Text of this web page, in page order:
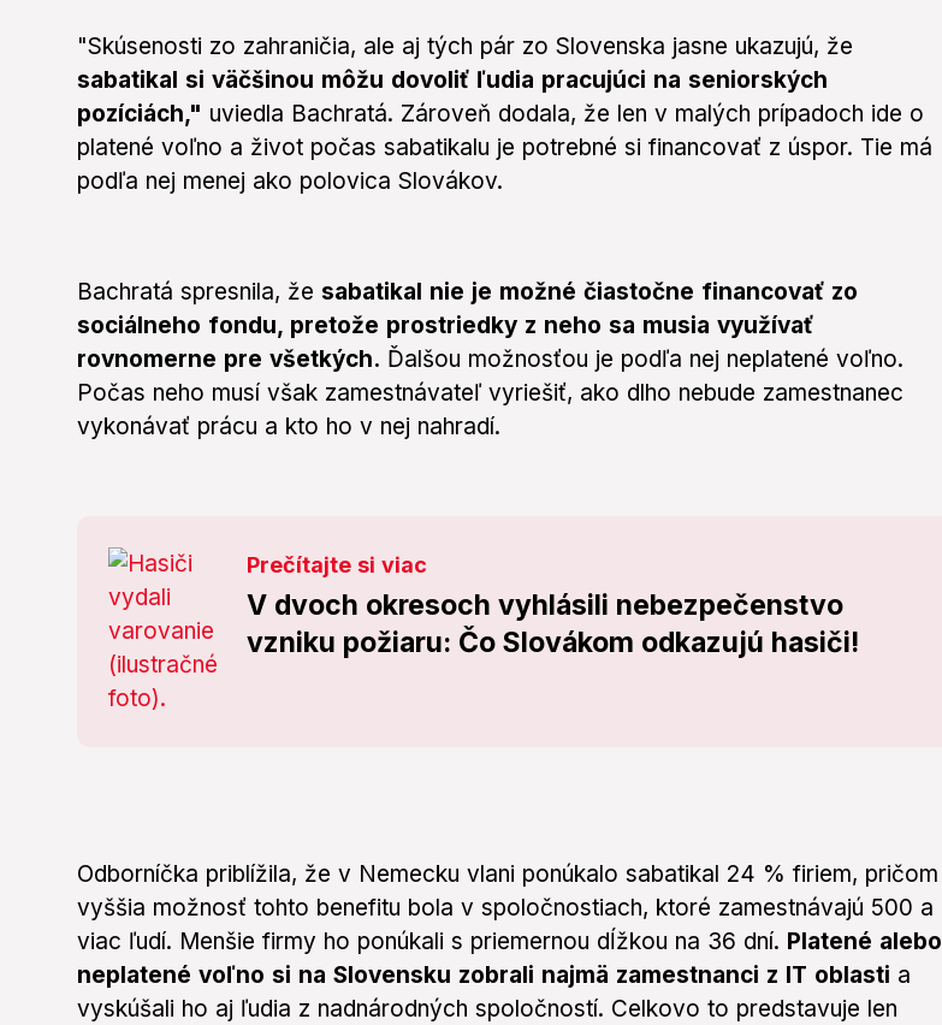
"Skúsenosti zo zahraničia, ale aj tých pár zo Slovenska jasne ukazujú, že
sabatikal si väčšinou môžu dovoliť ľudia pracujúci na seniorských
pozíciách," uviedla Bachratá. Zároveň dodala, že len v malých prípadoch ide o
platené voľno a život počas sabatikalu je potrebné si financovať z úspor. Tie má
podľa nej menej ako polovica Slovákov.
Bachratá spresnila, že sabatikal nie je možné čiastočne financovať zo
sociálneho fondu, pretože prostriedky z neho sa musia využívať
rovnomerne pre všetkých. Ďalšou možnosťou je podľa nej neplatené voľno.
Počas neho musí však zamestnávateľ vyriešiť, ako dlho nebude zamestnanec
vykonávať prácu a kto ho v nej nahradí.
Prečítajte si viac
V dvoch okresoch vyhlásili nebezpečenstvo
vzniku požiaru: Čo Slovákom odkazujú hasiči!
Odborníčka priblížila, že v Nemecku vlani ponúkalo sabatikal 24 % firiem, pričom
vyššia možnosť tohto benefitu bola v spoločnostiach, ktoré zamestnávajú 500 a
viac ľudí. Menšie firmy ho ponúkali s priemernou dĺžkou na 36 dní. Platené alebo
neplatené voľno si na Slovensku zobrali najmä zamestnanci z IT oblasti a
vyskúšali ho aj ľudia z nadnárodných spoločností. Celkovo to predstavuje len